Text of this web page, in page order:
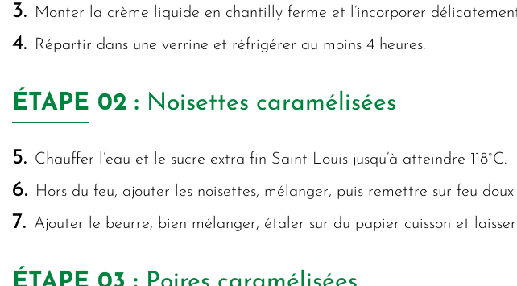
3. Monter la crème liquide en chantilly ferme et l’incorporer
4. Répartir dans une verrine et réfrigérer au moins 4 heures.
ÉTAPE 02 : Noisettes caramélisées
5. Chauffer l’eau et le sucre extra fin Saint Louis jusqu’à atteindre 118°C.
6. Hors du feu, ajouter les noisettes, mélanger, puis remettre sur feu
7. Ajouter le beurre, bien mélanger, étaler sur du papier cuisson et